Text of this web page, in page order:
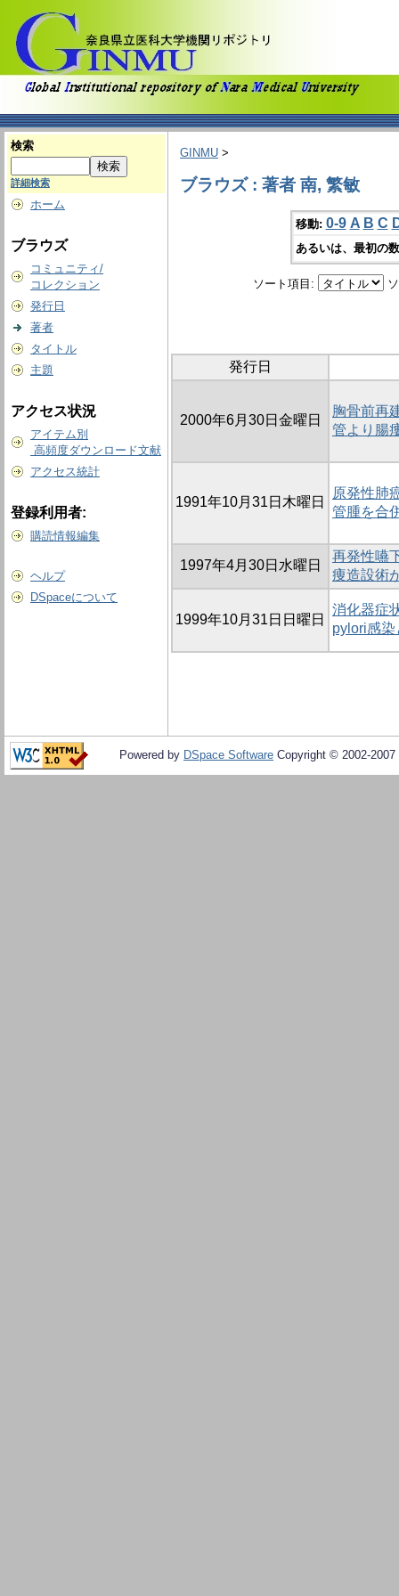
検索
詳細検索
ホーム
ブラウズ
コミュニティ/
コレクション
発行日
著者
タイトル
主題
アクセス状況
アイテム別
高頻度ダウンロード文献
アクセス統計
登録利用者:
購読情報編集
ヘルプ
DSpaceについて
GINMU >
ブラウズ : 著者 南, 繁敏
移動: 0-9 A B C
あるいは、最初の
ソート項目:
発行日
2000年6月30日金曜日
胸骨前再
管より腸
1991年10月31日木曜日
原発性肺
管腫を合
1997年4月30日水曜日
再発性嚥
痩造設術
1999年10月31日日曜日
消化器症
pylori感
Powered by DSpace Software Copyright © 2002-2007